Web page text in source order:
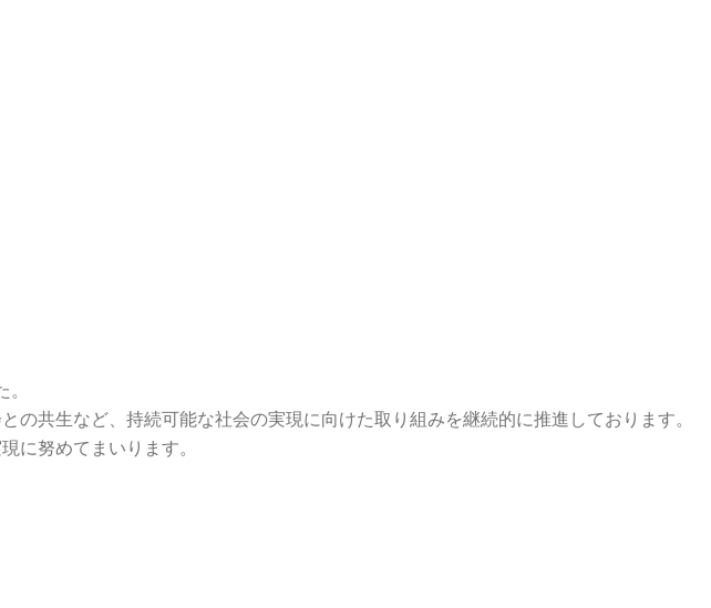
共生など、持続可能な社会の実現に向けた取り組みを継続的に推進しております。
に努めてまいります。